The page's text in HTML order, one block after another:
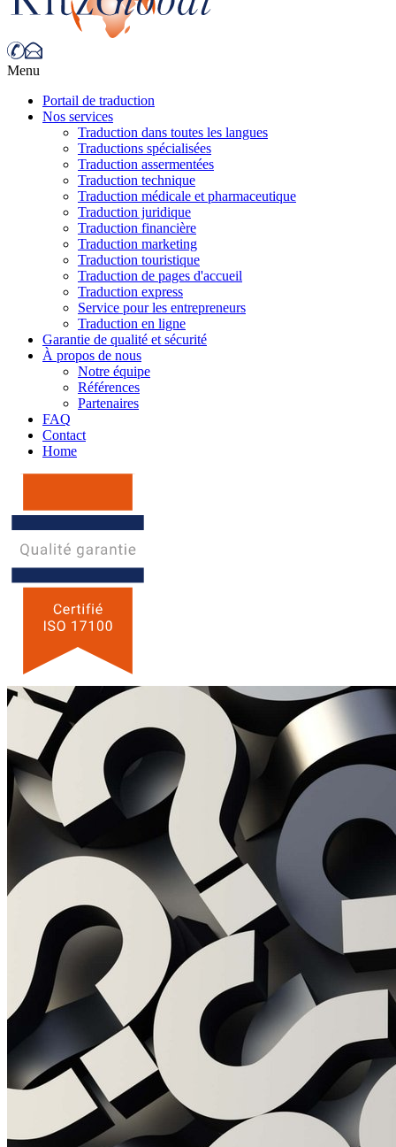
Menu
Portail de traduction
Nos services
Traduction dans toutes les langues
Traductions spécialisées
Traduction assermentées
Traduction technique
Traduction médicale et pharmaceutique
Traduction juridique
Traduction financière
Traduction marketing
Traduction touristique
Traduction de pages d'accueil
Traduction express
Service pour les entrepreneurs
Traduction en ligne
Garantie de qualité et sécurité
À propos de nous
Notre équipe
Références
Partenaires
FAQ
Contact
Home